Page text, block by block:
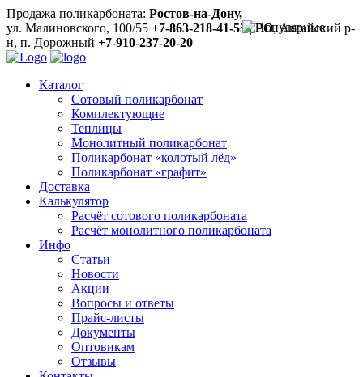
Продажа поликарбоната: Ростов-на-Дону,
ул. Малиновского, 100/55 +7-863-218-41-55|РО, Аксайский р-
н, п. Дорожный +7-910-237-20-20
Каталог
Сотовый поликарбонат
Комплектующие
Теплицы
Монолитный поликарбонат
Поликарбонат «колотый лёд»
Поликарбонат «графит»
Доставка
Калькулятор
Расчёт сотового поликарбоната
Расчёт монолитного поликарбоната
Инфо
Статьи
Новости
Акции
Вопросы и ответы
Прайс-листы
Документы
Оптовикам
Отзывы